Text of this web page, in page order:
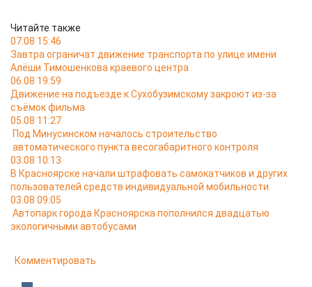
Читайте также
07.08 15:46
Завтра ограничат движение транспорта по улице имени
Алёши Тимошенкова краевого центра
06.08 19:59
Движение на подъезде к Сухобузимскому закроют из-за
съёмок фильма
05.08 11:27
Под Минусинском началось строительство
автоматического пункта весогабаритного контроля
03.08 10:13
В Красноярске начали штрафовать самокатчиков и других
пользователей средств индивидуальной мобильности
03.08 09:05
Автопарк города Красноярска пополнился двадцатью
экологичными автобусами
Комментировать